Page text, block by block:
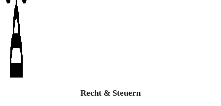
Recht & Steuern